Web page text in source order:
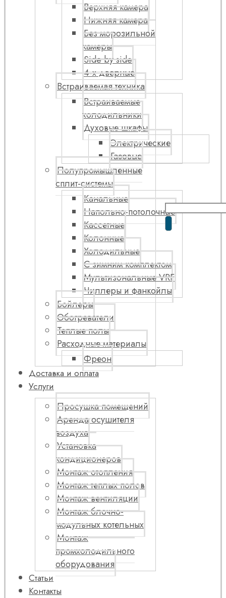
Верхняя камера
Нижняя камера
Без морозильной
камеры
Side by side
4-х дверные
Встраиваемая техника
Встраиваемые
холодильники
Духовые шкафы
Электрические
Газовые
Полупромышленные
сплит-системы
Канальные
Напольно-потолочные
Кассетные
Колонные
Холодильные
С зимним комплектом
Мультизональные VRF
Чиллеры и фанкойлы
Бойлеры
Обогреватели
Теплые полы
Расходные материалы
Фреон
Доставка и оплата
Услуги
Просушка помещений
Аренда осушителя
воздуха
Установка
кондиционеров
Монтаж отопления
Монтаж теплых полов
Монтаж вентиляции
Монтаж блочно-
модульных котельных
Монтаж
промхолодильного
оборудования
Статьи
Контакты